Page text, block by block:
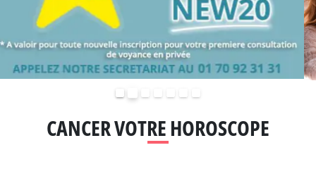
CANCER VOTRE HOROSCOPE